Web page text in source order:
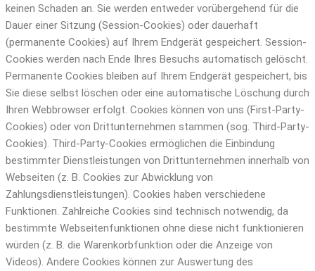
keinen Schaden an. Sie werden entweder vorübergehend für die
Dauer einer Sitzung (Session-Cookies) oder dauerhaft
(permanente Cookies) auf Ihrem Endgerät gespeichert. Session-
Cookies werden nach Ende Ihres Besuchs automatisch gelöscht.
Permanente Cookies bleiben auf Ihrem Endgerät gespeichert, bis
Sie diese selbst löschen oder eine automatische Löschung durch
Ihren Webbrowser erfolgt. Cookies können von uns (First-Party-
Cookies) oder von Drittunternehmen stammen (sog. Third-Party-
Cookies). Third-Party-Cookies ermöglichen die Einbindung
bestimmter Dienstleistungen von Drittunternehmen innerhalb von
Webseiten (z. B. Cookies zur Abwicklung von
Zahlungsdienstleistungen). Cookies haben verschiedene
Funktionen. Zahlreiche Cookies sind technisch notwendig, da
bestimmte Webseitenfunktionen ohne diese nicht funktionieren
würden (z. B. die Warenkorbfunktion oder die Anzeige von
Videos). Andere Cookies können zur Auswertung des